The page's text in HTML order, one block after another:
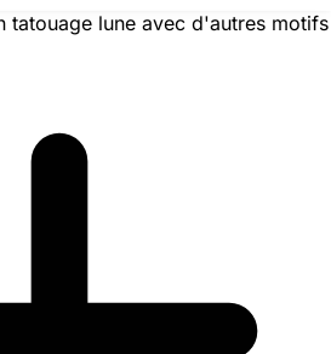
tatouage lune avec d'autres motifs